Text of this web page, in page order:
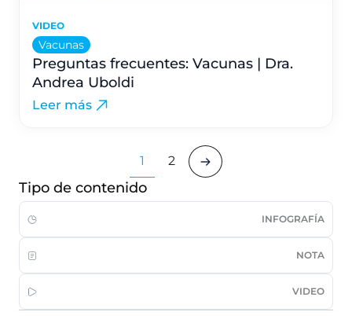
VIDEO
Vacunas
Preguntas frecuentes: Vacunas | Dra.
Andrea Uboldi
Leer más
1 2
Tipo de contenido
INFOGRAFÍA
NOTA
VIDEO